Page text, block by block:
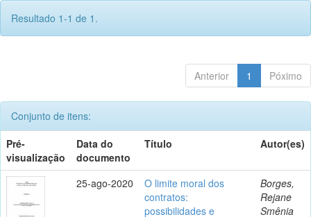
Resultado 1-1 de 1.
Anterior 1 Póximo
Conjunto de itens:
Pré-
visualização
Data do
documento
Título Autor(es)
25-ago-2020
O limite moral dos
contratos:
possibilidades e
Borges,
Rejane
Smênia